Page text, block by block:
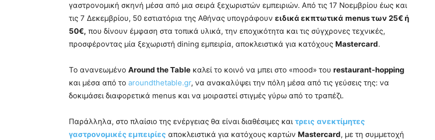
γαστρονομική σκηνή μέσα από μια σειρά ξεχωριστών εμπειριών. Από τις 17 Νοεμβρίου έως και
τις 7 Δεκεμβρίου, 50 εστιατόρια της Αθήνας υπογράφουν ειδικά εκπτωτικά menus των 25€ ή
50€, που δίνουν έμφαση στα τοπικά υλικά, την εποχικότητα και τις σύγχρονες τεχνικές,
προσφέροντας μία ξεχωριστή dining εμπειρία, αποκλειστικά για κατόχους Mastercard.
Το ανανεωμένο Around the Table καλεί το κοινό να μπει στο «mood» του restaurant-hopping
και μέσα από το aroundthetable.gr, να ανακαλύψει την πόλη μέσα από τις γεύσεις της: να
δοκιμάσει διαφορετικά menus και να μοιραστεί στιγμές γύρω από το τραπέζι.
Παράλληλα, στο πλαίσιο της ενέργειας θα είναι διαθέσιμες και τρεις ανεκτίμητες
γαστρονομικές εμπειρίες αποκλειστικά για κατόχους καρτών Mastercard, με τη συμμετοχή